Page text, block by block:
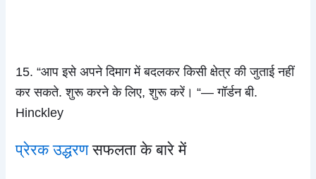
15. “आप इसे अपने दिमाग में बदलकर किसी क्षेत्र की जुताई नहीं
कर सकते. शुरू करने के लिए, शुरू करें। “— गॉर्डन बी.
Hinckley
प्रेरक उद्धरणसफलता के बारे में